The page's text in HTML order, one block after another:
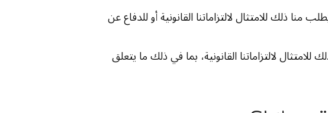
منا ذلك للامتثال لالتزاماتنا القانونية أو للدفاع عن
لالتزاماتنا القانونية، بما في ذلك ما يتعلق